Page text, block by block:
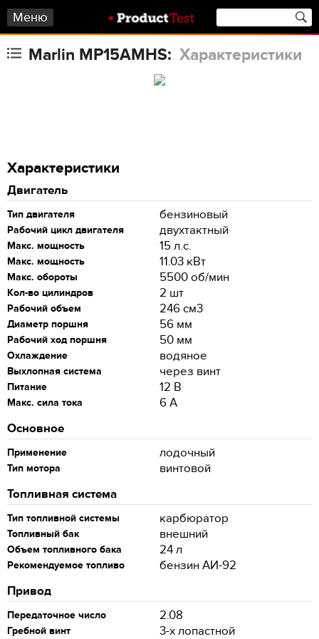
Меню
Marlin MP15AMHS: Характеристики
Характеристики
Двигатель
Тип двигателя бензиновый
Рабочий цикл двигателя двухтактный
Макс. мощность 15 л.с.
Макс. мощность 11.03 кВт
Макс. обороты 5500 об/мин
Кол-во цилиндров 2 шт
Рабочий объем 246 см3
Диаметр поршня 56 мм
Рабочий ход поршня 50 мм
Охлаждение водяное
Выхлопная система через винт
Питание 12 В
Макс. сила тока
6 А
Основное
Применение лодочный
Тип мотора
винтовой
Топливная система
Тип топливной системы карбюратор
Топливный бак внешний
Объем топливного бака 24 л
Рекомендуемое топливо
бензин АИ-92
Привод
Передаточное число 2.08
Гребной винт 3-х лопастной